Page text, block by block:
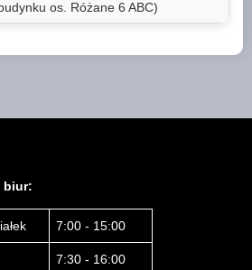
os. Różane 6 ABC)
biur:
7:00 - 15:00
7:30 - 16:00